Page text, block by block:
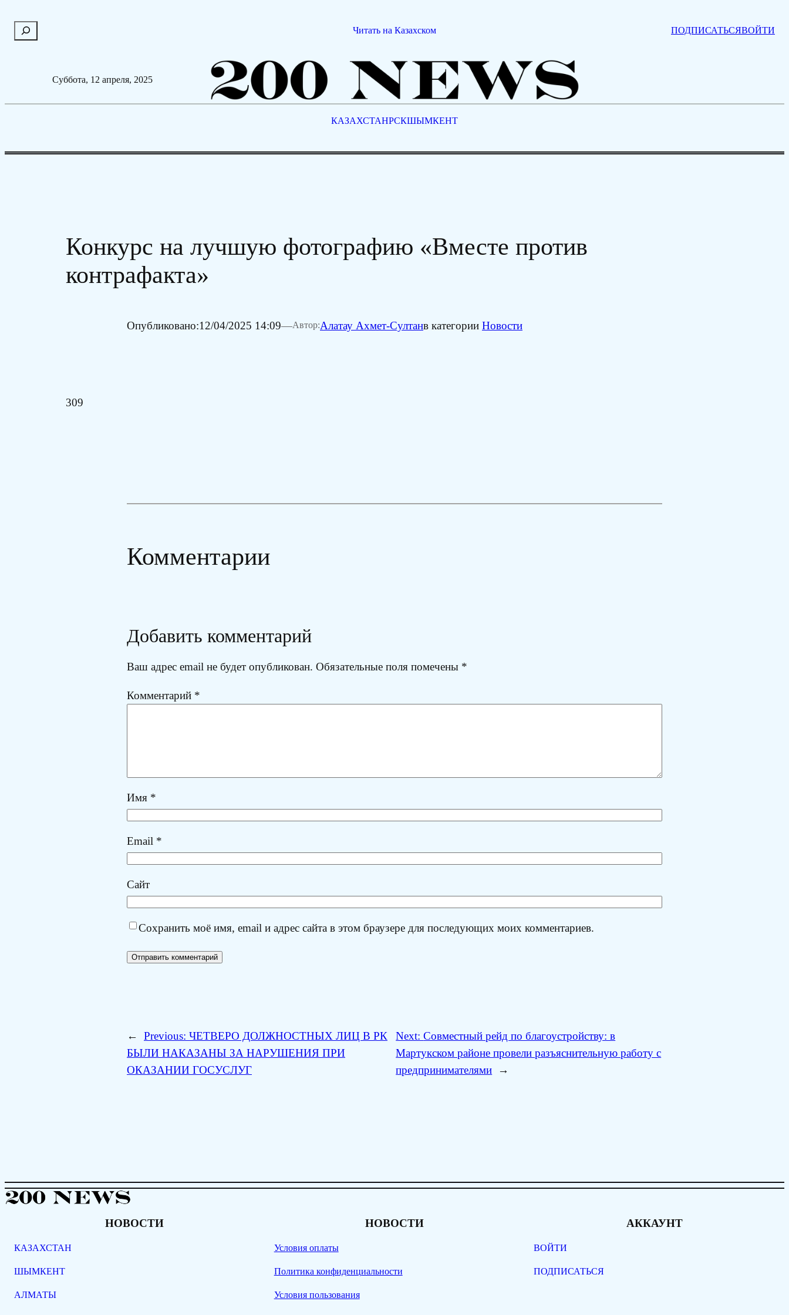
о
Читать на Казахском ПОДПИСАТЬСЯВОЙТИ
Суббота, 12 апреля, 2025
КАЗАХСТАНРСКШЫМКЕНТ
Конкурс на лучшую фотографию «Вместе против
контрафакта»
Опубликовано:12/04/2025 14:09—Автор:Алатау Ахмет-Султанв категории Новости
309
Комментарии
Добавить комментарий
Ваш адрес email не будет опубликован. Обязательные поля помечены *
Комментарий *
Имя *
Email *
Сайт
Сохранить моё имя, email и адрес сайта в этом браузере для последующих моих комментариев.
← Previous: ЧЕТВЕРО ДОЛЖНОСТНЫХ ЛИЦ В РК
БЫЛИ НАКАЗАНЫ ЗА НАРУШЕНИЯ ПРИ
ОКАЗАНИИ ГОСУСЛУГ
Next:Совместный рейд по благоустройству: в
Мартукском районе провели разъяснительную работу с
предпринимателями
→
НОВОСТИ
КАЗАХСТАН
ШЫМКЕНТ
АЛМАТЫ
НОВОСТИ
Условия оплаты
Политика конфиденциальности
Условия пользования
АККАУНТ
ВОЙТИ
ПОДПИСАТЬСЯ